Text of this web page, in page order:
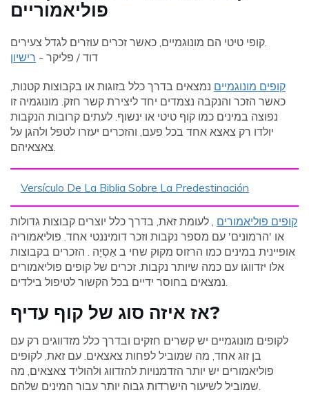
פוליאמוריים
קופי טיטי הם מונוגמיים, כאשר זכרים עוזרים לגדל צעירים.
דוד / פליקר - רישיון
קופים מונוגמיים נמצאים בדרך כלל בזוגות או בקבוצות קטנות,
כאשר הזכר והנקבה נצמדים יחד ליצירת קשר חזק. מונוגמיה זו
נפוצה במינים כמו קוף טיטי או ינשוף. לעתים קרובות הנקבות
יולדו רק צאצא אחד בכל פעם, והזכרים יעזרו לטפל ולהגן על
צאצאיהם.
Versículo De La Biblia Sobre La Predestinación
קופים פוליאמורים , לעומת זאת, בדרך כלל יוצרים קבוצות גדולות
או 'הרמונים' עם מספר נקבות וזכר דומיננטי אחד. פוליאמוריה
אופיינית במינים כמו הרזוס מקוק שחי ב אַסְיָה . הזכרים בקבוצות
אלו יזדווגו עם כמה שיותר נקבות. זכרים של קופים פוליאמורים
נמצאים בחוסר ידיים בכל הקשור לטיפול בילדים.
אז איזה סוג של קוף עדיף?
לקופים מונוגמיים יש קשרים חזקים ובדרך כלל מזדווגים רק עם
בן זוג אחד, מה שמוביל לפחות צאצאים. עם זאת, לקופים
פוליאמורים יש יותר הזדמנויות להזדווג ולהוליד צאצאים, מה
שמוביל לשיעור הישרדות גבוה יותר עבור המינים שלהם.